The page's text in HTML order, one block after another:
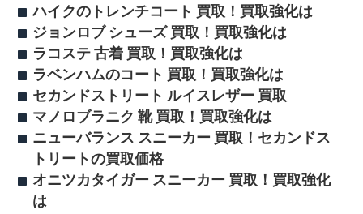
ハイクのトレンチコート 買取！買取強化は
ジョンロブ シューズ 買取！買取強化は
ラコステ 古着 買取！買取強化は
ラベンハムのコート 買取！買取強化は
セカンドストリート ルイスレザー 買取
マノロブラニク 靴 買取！買取強化は
ニューバランス スニーカー 買取！セカンドス
トリートの買取価格
オニツカタイガー スニーカー 買取！買取強化
は